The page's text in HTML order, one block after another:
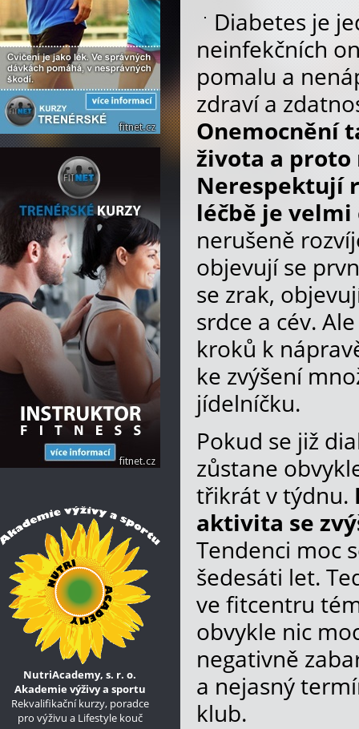
NutriAcademy, s. r. o.
Akademie výživy a sportu
Rekvalifikační kurzy, poradce
pro výživu a Lifestyle kouč
Diabetes je
neinfekčních
pomalu a
zdraví a
Onemocnění
života a proto
Nerespektují
léčbě je
nerušeně
objevují se
se zrak,
srdce a cév.
kroků k
ke zvýšení
jídelníčku.
Pokud se již
zůstane
třikrát v týdnu.
aktivita se
Tendenci moc
šedesáti let.
ve fitcentru
obvykle nic
negativně
a nejasný
klub.